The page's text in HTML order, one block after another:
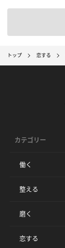
トップ 恋する
カテゴリー
働く
整える
磨く
恋する